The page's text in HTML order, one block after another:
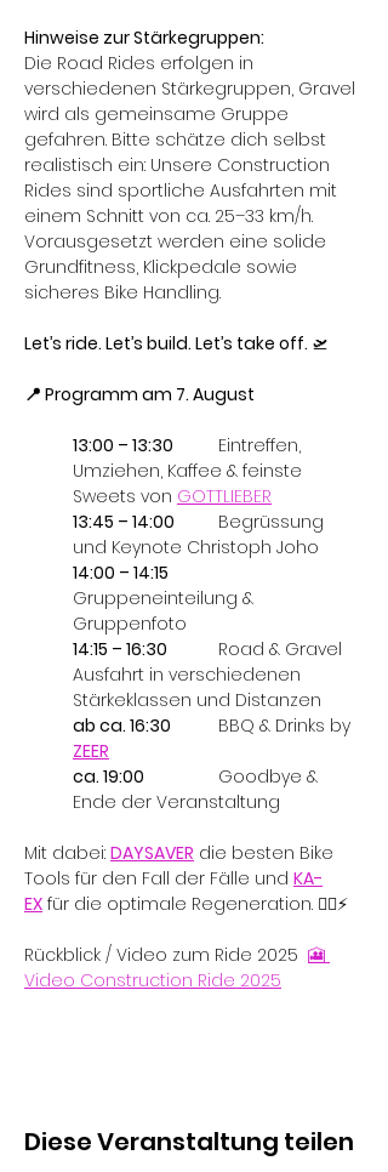
Hinweise zur Stärkegruppen:
Die Road Rides erfolgen in
verschiedenen Stärkegruppen, Gravel
wird als gemeinsame Gruppe
gefahren. Bitte schätze dich selbst
realistisch ein: Unsere Construction
Rides sind sportliche Ausfahrten mit
einem Schnitt von ca. 25–33 km/h.
Vorausgesetzt werden eine solide
Grundfitness, Klickpedale sowie
sicheres Bike Handling.
Let’s ride. Let’s build. Let’s take off. 🛫
📍 Programm am 7. August
Eintreffen,
Umziehen, Kaffee & feinste
Sweets von GOTTLIEBER
Begrüssung
und Keynote Christoph Joho
Gruppeneinteilung &
Gruppenfoto
Road & Gravel
Ausfahrt in verschiedenen
Stärkeklassen und Distanzen
BBQ & Drinks by
ZEER
Goodbye &
Ende der Veranstaltung
Mit dabei: DAYSAVER die besten Bike
Tools für den Fall der Fälle und KA-
EX für die optimale Regeneration. 🚴‍♂️⚡
Rückblick / Video zum Ride 2025 🎦
Video Construction Ride 2025
Diese Veranstaltung teilen